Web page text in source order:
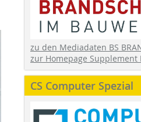
zu den Mediadaten BS
zur Homepage Supplement
CS Computer Spezial